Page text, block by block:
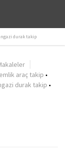
durak takip
araç takip •
durak takip •